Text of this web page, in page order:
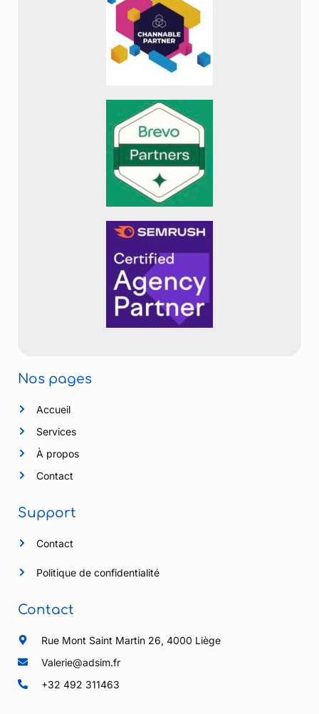
Nos pages
Accueil
Services
À propos
Contact
Support
Contact
Politique de confidentialité
Contact
Rue Mont Saint Martin 26, 4000 Liège
Valerie@adsim.fr
+32 492 311463